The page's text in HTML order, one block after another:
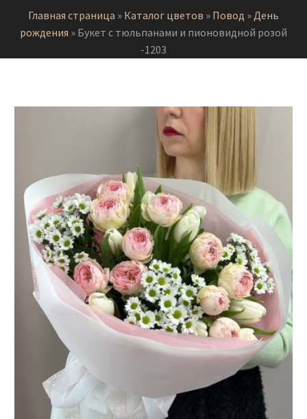
Главная страница » Каталог цветов » Повод »День
рождения » Букет с тюльпанами и пионовидной розой
-1203